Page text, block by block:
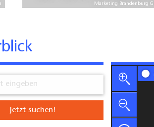
Marketing Brandenburg
Jetzt suchen!